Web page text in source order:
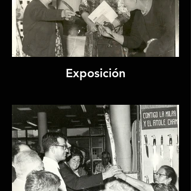
Exposición